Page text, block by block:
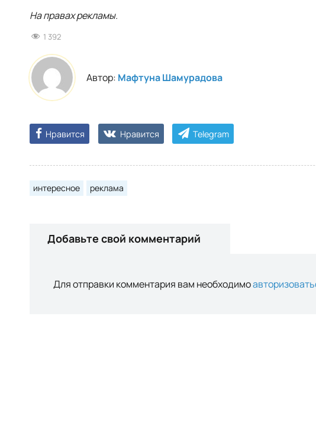
На правах рекламы.
1 392
Автор: Мафтуна Шамурадова
Нравится Нравится Telegram
интересное реклама
Добавьте свой комментарий
Для отправки комментария вам необходимо